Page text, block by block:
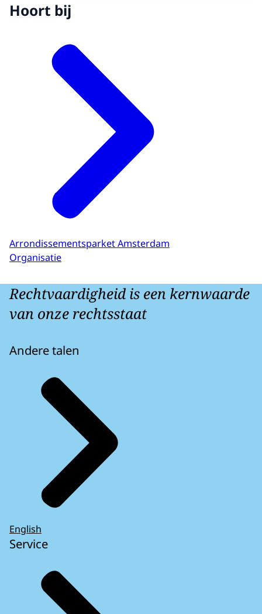
Hoort bij
Arrondissementsparket Amsterdam
Organisatie
Rechtvaardigheid is een kernwaarde
van onze rechtsstaat
Andere talen
English
Service